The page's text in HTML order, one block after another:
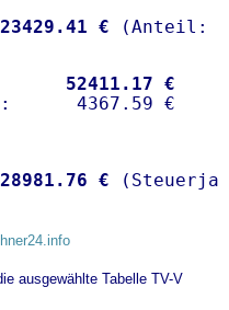
23429.41 €
52411.17 €
28981.76 €
ausgewählte Tabelle TV-V